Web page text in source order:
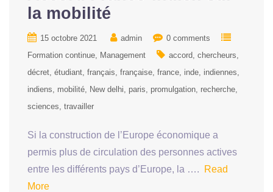
la mobilité
15 octobre 2021 admin
0 comments
Formation continue
Management accord chercheurs
décret étudiant français française france inde indiennes
indiens
mobilité New delhi paris promulgation recherche
sciences travailler
Si la construction de l’Europe économique a
permis plus de circulation des personnes actives
entre les différents pays d’Europe, la ….
Read
More